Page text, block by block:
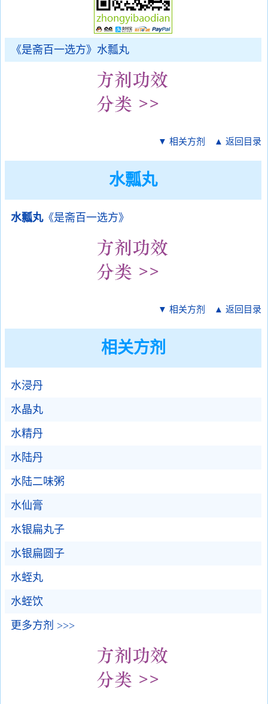
《是斋百一选方》水瓢丸
▼ 相关方剂 ▲ 返回目录
水瓢丸
水瓢丸《是斋百一选方》
▼ 相关方剂 ▲ 返回目录
相关方剂
水浸丹
水晶丸
水精丹
水陆丹
水陆二味粥
水仙膏
水银扁丸子
水银扁圆子
水蛭丸
水蛭饮
更多方剂 >>>